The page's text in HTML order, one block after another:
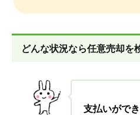
どんな状況なら任意売却を
支払いがで